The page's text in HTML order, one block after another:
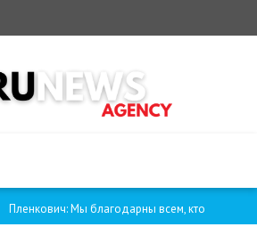
Ананд: Мы продолжим поддерживать